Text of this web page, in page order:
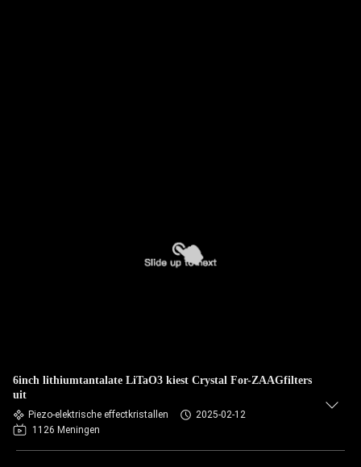
6inch lithiumtantalate LiTaO3 kiest Crystal For-ZAAGfilters
uit
Piezo-elektrische effectkristallen
2025-02-12
1126 Meningen